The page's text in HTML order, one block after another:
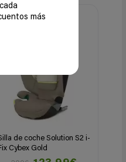
más
-38%
de coche Solution S2 i-
Cybex Gold